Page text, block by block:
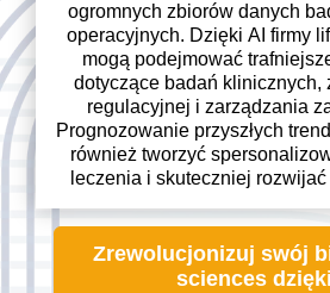
ogromnych zbiorów danych
operacyjnych. Dzięki AI firmy
mogą podejmować
dotyczące badań klinicznych,
regulacyjnej i zarządzania
Prognozowanie przyszłych
również tworzyć
leczenia i skuteczniej
Zrewolucjonizuj swój
sciences